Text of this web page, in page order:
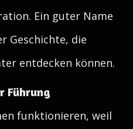
Ein guter Name
Geschichte, die
entdecken können.
Führung
funktionieren, weil